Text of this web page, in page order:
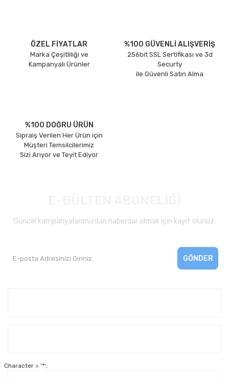
ÖZEL FİYATLAR
Marka Çeşitliliği ve
Kampanyalı Ürünler
%100 GÜVENLİ ALIŞVERİŞ
256bit SSL Sertifikası ve 3d
Securty
ile Güvenli Satın Alma
%100 DOĞRU ÜRÜN
Sipraiş Verilen Her Ürün için
Müşteri Temsilcilerimiz
Sizi Arıyor ve Teyit Ediyor
Güncel kampanyalarımızdan haberdar olmak için kayıt olunuz.
GÖNDER
Character = '*';